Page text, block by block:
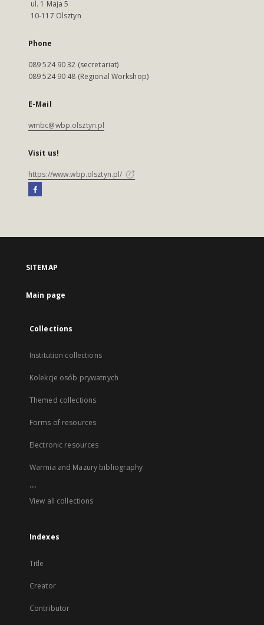
ul. 1 Maja 5
10-117 Olsztyn
Phone
089 524 90 32 (secretariat)
089 524 90 48 (Regional Workshop)
E-Mail
wmbc@wbp.olsztyn.pl
Visit us!
https://www.wbp.olsztyn.pl/
SITEMAP
Main page
Collections
Institution collections
Kolekcje osób prywatnych
Themed collections
Forms of resources
Electronic resources
Warmia and Mazury bibliography
...
View all collections
Indexes
Title
Creator
Contributor